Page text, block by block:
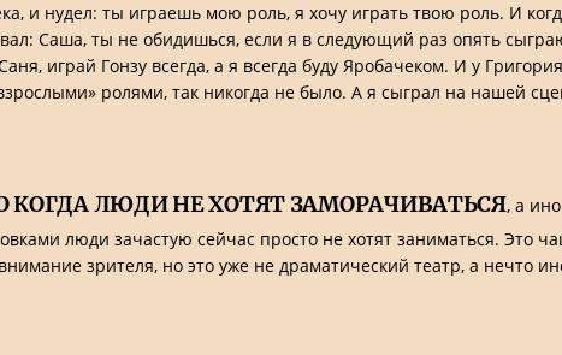
и нудел: ты играешь мою роль, я хочу играть твою роль. И
Саша, ты не обидишься, если я в следующий раз опять
играй Гонзу всегда, а я всегда буду Яробачеком. И у
ролями, так никогда не было. А я сыграл на нашей
КОГДА ЛЮДИ НЕ ХОТЯТ ЗАМОРАЧИВАТЬСЯ, а
люди зачастую сейчас просто не хотят заниматься. Это
зрителя, но это уже не драматический театр, а нечто